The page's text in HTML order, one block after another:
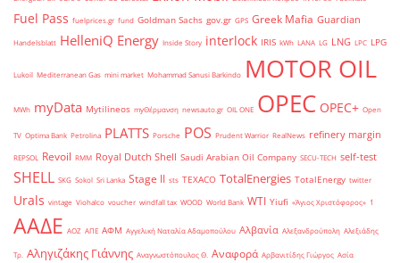
Fuel Pass fuelprices.gr fund Goldman Sachs gov.gr GPS Greek Mafia Guardian
Handelsblatt HelleniQ Energy Inside Story interlock IRIS kWh LANA LG LNG LPC LPG
Lukoil Mediterranean Gas mini market Mohammad Sanusi Barkindo MOTOR OIL
MWh myData Mytilineos myΘέρμανση newsauto.gr OIL ONE OPEC OPEC+ Open
TV Optima Bank Petrolina PLATTS Porsche POS Prudent Warrior RealNews refinery margin
REPSOL Revoil RMM Royal Dutch Shell Saudi Arabian Oil Company SECU-TECH self-test
SHELL SKG Sokol Sri Lanka Stage II sts TEXACO TotalEnergies TotalEnergy twitter
Urals vintage Viohalco voucher windfall tax WOOD World Bank WTI Yiufi «Άγιος Χριστόφορος» ΄1
ΑΑΔΕ ΑΟΖ ΑΠΕ ΑΦΜ Αγγελική Ναταλία Αδαμοπούλου Αλβανία Αλεξανδρούπολη Αλεξιάδης
Τρ. Αληγιζάκης Γιάννης Αναγνωστόπουλος Θ. Αναφορά Αρβανιτίδης Γιώργος Ασία